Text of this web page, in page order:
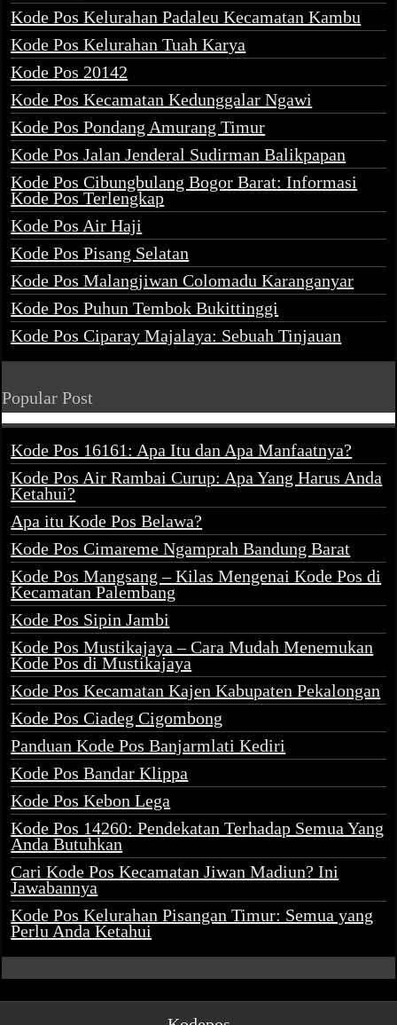
Kode Pos Kelurahan Padaleu Kecamatan Kambu
Kode Pos Kelurahan Tuah Karya
Kode Pos 20142
Kode Pos Kecamatan Kedunggalar Ngawi
Kode Pos Pondang Amurang Timur
Kode Pos Jalan Jenderal Sudirman Balikpapan
Kode Pos Cibungbulang Bogor Barat: Informasi
Kode Pos Terlengkap
Kode Pos Air Haji
Kode Pos Pisang Selatan
Kode Pos Malangjiwan Colomadu Karanganyar
Kode Pos Puhun Tembok Bukittinggi
Kode Pos Ciparay Majalaya: Sebuah Tinjauan
Popular Post
Kode Pos 16161: Apa Itu dan Apa Manfaatnya?
Kode Pos Air Rambai Curup: Apa Yang Harus Anda
Ketahui?
Apa itu Kode Pos Belawa?
Kode Pos Cimareme Ngamprah Bandung Barat
Kode Pos Mangsang – Kilas Mengenai Kode Pos di
Kecamatan Palembang
Kode Pos Sipin Jambi
Kode Pos Mustikajaya – Cara Mudah Menemukan
Kode Pos di Mustikajaya
Kode Pos Kecamatan Kajen Kabupaten Pekalongan
Kode Pos Ciadeg Cigombong
Panduan Kode Pos Banjarmlati Kediri
Kode Pos Bandar Klippa
Kode Pos Kebon Lega
Kode Pos 14260: Pendekatan Terhadap Semua Yang
Anda Butuhkan
Cari Kode Pos Kecamatan Jiwan Madiun? Ini
Jawabannya
Kode Pos Kelurahan Pisangan Timur: Semua yang
Perlu Anda Ketahui